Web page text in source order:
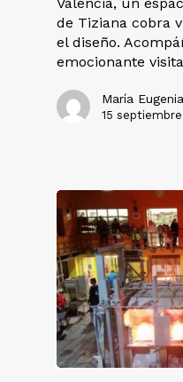
Valencia, un
de Tiziana cobra
el diseño.
emocionante
María
15